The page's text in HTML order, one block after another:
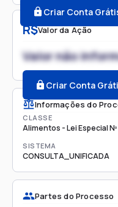
R$Valor da Ação
Valor não
Criar Conta
Informações do
CLASSE
Alimentos - Lei Especial
SISTEMA
CONSULTA_UNIFICADA
Partes do Processo
Criar Conta